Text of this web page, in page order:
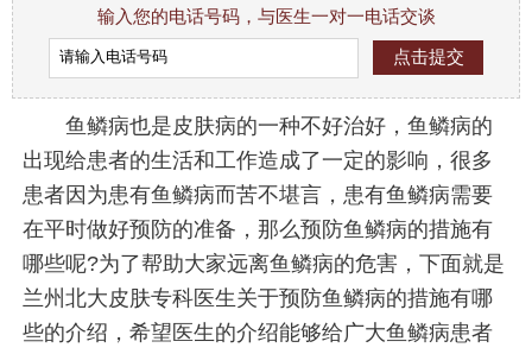
输入您的电话号码，与医生一对一电话交谈
鱼鳞病也是皮肤病的一种不好治好，鱼鳞病的
出现给患者的生活和工作造成了一定的影响，很多
患者因为患有鱼鳞病而苦不堪言，患有鱼鳞病需要
在平时做好预防的准备，那么预防鱼鳞病的措施有
哪些呢?为了帮助大家远离鱼鳞病的危害，下面就是
兰州北大皮肤专科医生关于预防鱼鳞病的措施有哪
些的介绍，希望医生的介绍能够给广大鱼鳞病患者